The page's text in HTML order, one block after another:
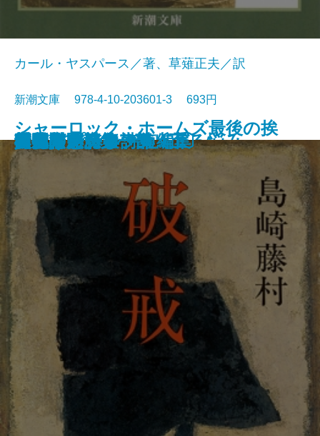
春の城
桜の実の熟する時
千曲川のスケッチ
シャーロック・ホームズ最後の挨
拶
人間の土地
クヌルプ
夜明け前 第二部〔下〕
夜明け前 第二部〔上〕
小さき者へ・生れ出づる悩み
哲学入門
カール・ヤスパース／著、草薙正夫／訳
新潮文庫 978-4-10-203601-3 693円
破戒
夜明け前 第一部〔上〕
夜明け前 第一部〔下〕
肉体の悪魔
青春は美わし
コクトー詩集
アポリネール詩集
人生論ノート
異邦人
スタインベック短編集